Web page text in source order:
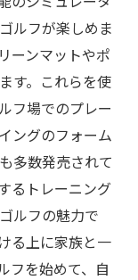
ルフが楽しめま
ーンマットやポ
す。これらを使
フ場でのプレー
ングのフォーム
多数発売されて
るトレーニング
ルフの魅力で
る上に家族と一
フを始めて、自